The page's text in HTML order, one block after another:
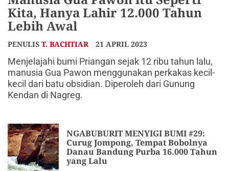
Kita, Hanya Lahir 12.000 Tahun
Lebih Awal
PENULIS T. BACHTIAR 21 APRIL 2023
Menjelajahi bumi Priangan sejak 12 ribu tahun lalu,
manusia Gua Pawon menggunakan perkakas kecil-
kecil dari batu obsidian. Diperoleh dari Gunung
Kendan di Nagreg.
NGABUBURIT MENYIGI BUMI #29:
Curug Jompong, Tempat Bobolnya
Danau Bandung Purba 16.000 Tahun
yang Lalu